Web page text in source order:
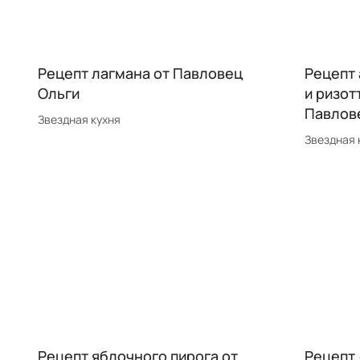
Рецепт лагмана от Павловец
Ольги
Звездная кухня
Рецепт
и
Звездная
Рецепт яблочного пирога от